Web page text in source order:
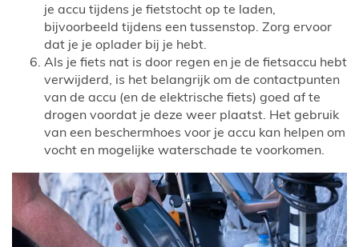
je accu tijdens je fietstocht op te laden,
bijvoorbeeld tijdens een tussenstop. Zorg ervoor
dat je je oplader bij je hebt.
Als je fiets nat is door regen en je de fietsaccu hebt
verwijderd, is het belangrijk om de contactpunten
van de accu (en de elektrische fiets) goed af te
drogen voordat je deze weer plaatst. Het gebruik
van een beschermhoes voor je accu kan helpen om
vocht en mogelijke waterschade te voorkomen.